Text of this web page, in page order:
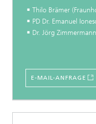
Thilo Brämer
PD Dr. Emanuel
Dr. Jörg
E-MAIL-ANFRAGE